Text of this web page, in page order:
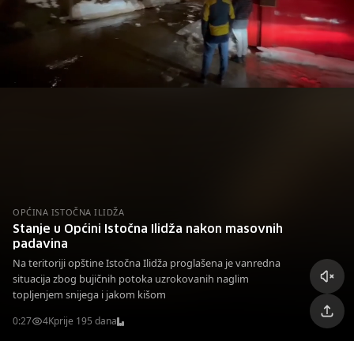
OPĆINA ISTOČNA ILIDŽA
Stanje u Općini Istočna Ilidža nakon masovnih
padavina
Na teritoriji opštine Istočna Ilidža proglašena je vanredna
situacija zbog bujičnih potoka uzrokovanih naglim
topljenjem snijega i jakom kišom
0:27 4Kprije 195 dana